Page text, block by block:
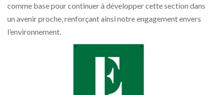
comme base pour continuer à développer cette section dans
un avenir proche, renforçant ainsi notre engagement envers
l’environnement.